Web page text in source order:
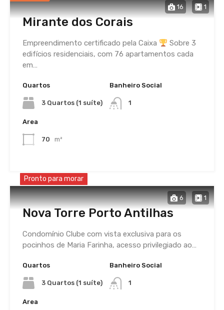
16 1
Mirante dos Corais
Empreendimento certificado pela Caixa
Sobre 3
edifícios residenciais, com 76 apartamentos cada
em…
Quartos
3 Quartos (1 suíte)
Banheiro Social
1
Area
70 m²
6 1
Pronto para morar
Nova Torre Porto Antilhas
Condomínio Clube com vista exclusiva para os
pocinhos de Maria Farinha, acesso privilegiado ao…
Quartos
3 Quartos (1 suíte)
Banheiro Social
1
Area